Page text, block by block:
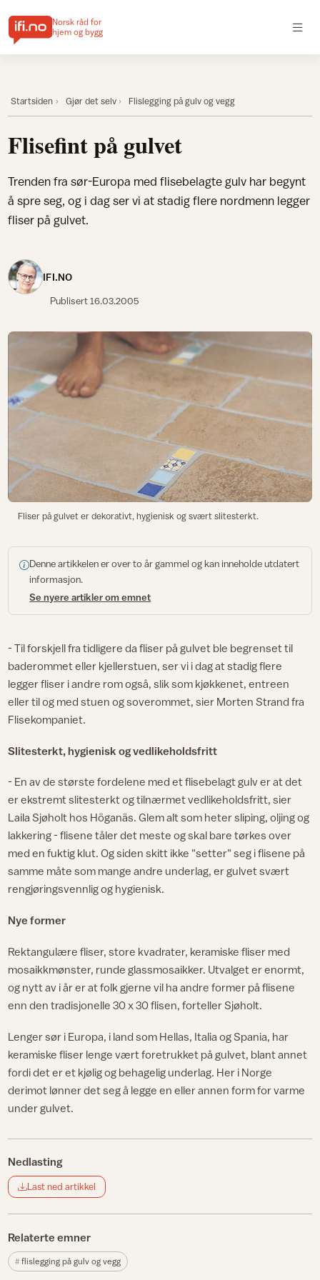
Norsk råd for
hjem og bygg
Startsiden Gjør det selv Flislegging på gulv og vegg
Flisefint på gulvet
Trenden fra sør-Europa med flisebelagte gulv har begynt
å spre seg, og i dag ser vi at stadig flere nordmenn legger
fliser på gulvet.
IFI.NO
Publisert16.03.2005
Fliser på gulvet er dekorativt, hygienisk og svært slitesterkt.
Denne artikkelen er over to år gammel og kan inneholde utdatert
informasjon.
Se nyere artikler om emnet
- Til forskjell fra tidligere da fliser på gulvet ble begrenset til
baderommet eller kjellerstuen, ser vi i dag at stadig flere
legger fliser i andre rom også, slik som kjøkkenet, entreen
eller til og med stuen og soverommet, sier Morten Strand fra
Flisekompaniet.
Slitesterkt, hygienisk og vedlikeholdsfritt
- En av de største fordelene med et flisebelagt gulv er at det
er ekstremt slitesterkt og tilnærmet vedlikeholdsfritt, sier
Laila Sjøholt hos Höganäs. Glem alt som heter sliping, oljing og
lakkering - flisene tåler det meste og skal bare tørkes over
med en fuktig klut. Og siden skitt ikke "setter" seg i flisene på
samme måte som mange andre underlag, er gulvet svært
rengjøringsvennlig og hygienisk.
Nye former
Rektangulære fliser, store kvadrater, keramiske fliser med
mosaikkmønster, runde glassmosaikker. Utvalget er enormt,
og nytt av i år er at folk gjerne vil ha andre former på flisene
enn den tradisjonelle 30 x 30 flisen, forteller Sjøholt.
Lenger sør i Europa, i land som Hellas, Italia og Spania, har
keramiske fliser lenge vært foretrukket på gulvet, blant annet
fordi det er et kjølig og behagelig underlag. Her i Norge
derimot lønner det seg å legge en eller annen form for varme
under gulvet.
Nedlasting
Last ned artikkel
Relaterte emner
flislegging på gulv og vegg